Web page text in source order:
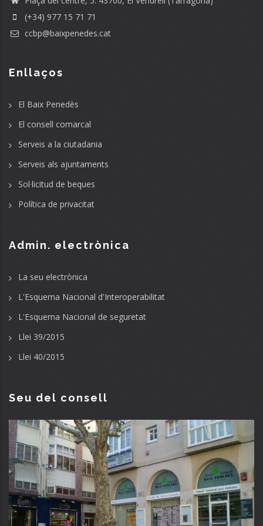
(+34) 977 15 71 71
ccbp@baixpenedes.cat
Enllaços
El Baix Penedès
El consell comarcal
Serveis a la ciutadania
Serveis als ajuntaments
Sol·licitud de beques
Política de privacitat
Admin. electrònica
La seu electrònica
L'Esquema Nacional d'Interoperabilitat
L'Esquema Nacional de seguretat
Llei 39/2015
Llei 40/2015
Seu del consell